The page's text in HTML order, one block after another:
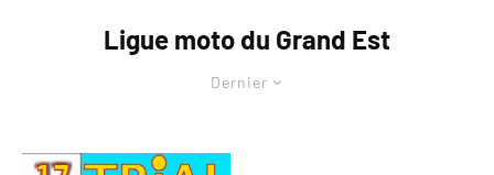
Ligue moto du Grand Est
Dernier